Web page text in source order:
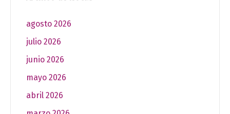
agosto 2026
julio 2026
junio 2026
mayo 2026
abril 2026